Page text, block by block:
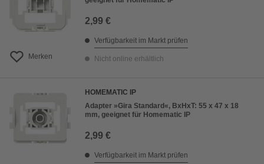
Merken
2,99 €
Verfügbarkeit im Markt prüfen
Nicht online erhältlich
HOMEMATIC IP
Adapter »Gira Standard«, BxHxT: 55 x 47 x 18
mm, geeignet für Homematic IP
2,99 €
Verfügbarkeit im Markt prüfen